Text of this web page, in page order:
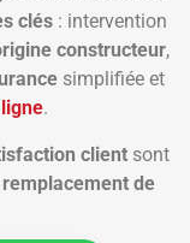
clés : intervention
constructeur,
simplifiée et
.
client sont
remplacement de